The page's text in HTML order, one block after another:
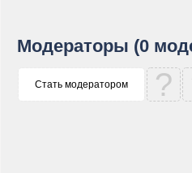
Модераторы (0
Стать модератором ?